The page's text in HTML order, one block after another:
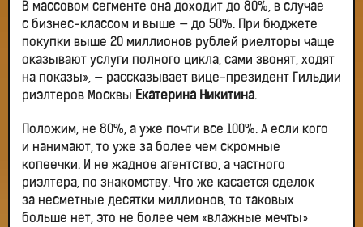
В массовом сегменте она доходит до 80%, в случае
с бизнес-классом и выше — до 50%. При бюджете
покупки выше 20 миллионов рублей риелторы чаще
оказывают услуги полного цикла, сами звонят, ходят
на показы», — рассказывает вице-президент Гильдии
риэлтеров Москвы Екатерина Никитина.
Положим, не 80%, а уже почти все 100%. А если кого
и нанимают, то уже за более чем скромные
копеечки. И не жадное агентство, а частного
риэлтера, по знакомству. Что же касается сделок
за несметные десятки миллионов, то таковых
больше нет, это не более чем «влажные мечты»